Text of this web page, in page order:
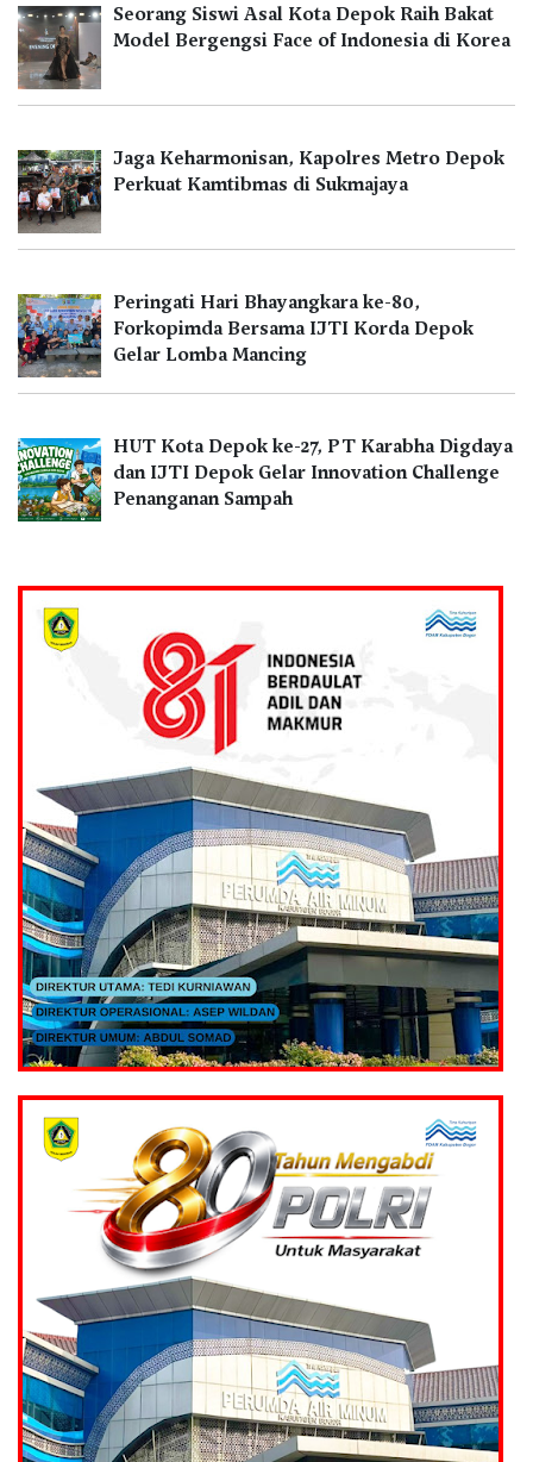
Seorang Siswi Asal Kota Depok Raih Bakat
Model Bergengsi Face of Indonesia di Korea
Jaga Keharmonisan, Kapolres Metro Depok
Perkuat Kamtibmas di Sukmajaya
Peringati Hari Bhayangkara ke-80,
Forkopimda Bersama IJTI Korda Depok
Gelar Lomba Mancing
HUT Kota Depok ke-27, PT Karabha Digdaya
dan IJTI Depok Gelar Innovation Challenge
Penanganan Sampah